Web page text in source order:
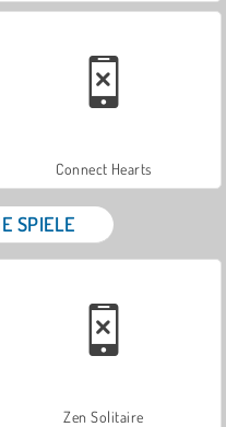
Connect Hearts
SPIELE
Zen Solitaire